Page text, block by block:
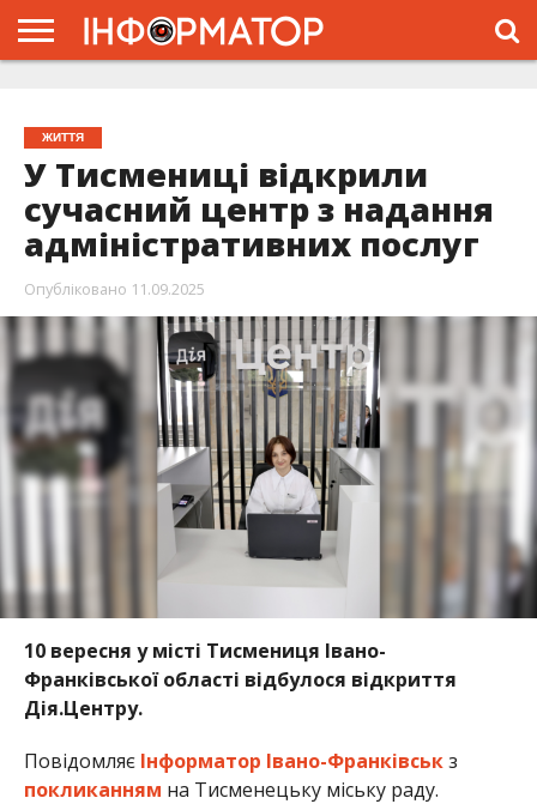
ЖИТТЯ
У Тисмениці відкрили
сучасний центр з надання
адміністративних послуг
Опубліковано 11.09.2025
10 вересня у місті Тисмениця Івано-
Франківської області відбулося відкриття
Дія.Центру.
Повідомляє Інформатор Івано-Франківськз
покликанням на Тисменецьку міську раду.